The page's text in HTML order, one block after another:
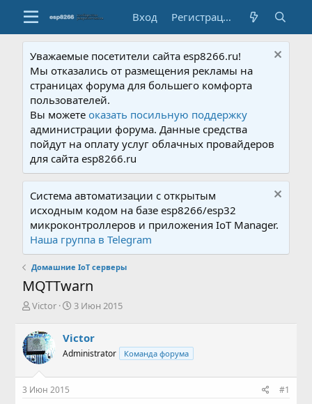
Вход Регистрация
Уважаемые посетители сайта esp8266.ru!
Мы отказались от размещения рекламы на
страницах форума для большего комфорта
пользователей.
Вы можетеоказать посильную поддержку
администрации форума. Данные средства
пойдут на оплату услуг облачных провайдеров
для сайта esp8266.ru
Система автоматизации с открытым
исходным кодом на базе esp8266/esp32
микроконтроллеров и приложения IoT Manager.
Наша группа в Telegram
Домашние IoT серверы
MQTTwarn
А
т
о
р
т
е
м
Victor
Д
а
н
ч
3 Июн 2015
Victor
Administrator Команда форума
3 Июн 2015 #1